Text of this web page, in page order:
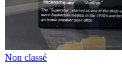
Non classé